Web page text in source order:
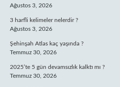
Ağustos 3, 2026
3 harfli kelimeler nelerdir ?
Ağustos 3, 2026
Şehinşah Atlas kaç yaşında ?
Temmuz 30, 2026
2025’te 5 gün devamsızlık kalktı mı ?
Temmuz 30, 2026